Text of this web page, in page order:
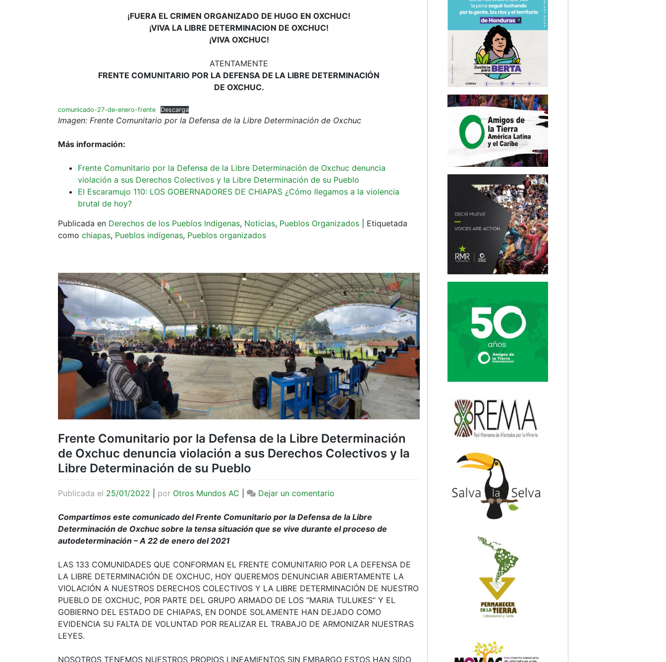
¡FUERA EL CRIMEN ORGANIZADO DE HUGO EN OXCHUC!
¡VIVA LA LIBRE DETERMINACION DE OXCHUC!
¡VIVA OXCHUC!
ATENTAMENTE
FRENTE COMUNITARIO POR LA DEFENSA DE LA LIBRE DETERMINACIÓN
DE OXCHUC.
comunicado-27-de-enero-frente Descarga
Imagen: Frente Comunitario por la Defensa de la Libre Determinación de Oxchuc
Más información:
Frente Comunitario por la Defensa de la Libre Determinación de Oxchuc denuncia
violación a sus Derechos Colectivos y la Libre Determinación de su Pueblo
El Escaramujo 110: LOS GOBERNADORES DE CHIAPAS ¿Cómo llegamos a la violencia
brutal de hoy?
Publicada en Derechos de los Pueblos Indigenas, Noticias, Pueblos Organizados
Etiquetada
como chiapas, Pueblos indígenas, Pueblos organizados
Frente Comunitario por la Defensa de la Libre Determinación
de Oxchuc denuncia violación a sus Derechos Colectivos y la
Libre Determinación de su Pueblo
Publicada el 25/01/2022 por Otros Mundos AC Dejar un comentario
Comunitario
por
de
la
Libre
Determinación
de
Oxchuc
a
Compartimos este comunicado del Frente Comunitario por la Defensa de la Libre
Determinación de Oxchuc sobre la tensa situación que se vive durante el proceso de
autodeterminación – A 22 de enero del 2021
LAS 133 COMUNIDADES QUE CONFORMAN EL FRENTE COMUNITARIO POR LA DEFENSA DE
LA LIBRE DETERMINACIÓN DE OXCHUC, HOY QUEREMOS DENUNCIAR ABIERTAMENTE LA
VIOLACIÓN A NUESTROS DERECHOS COLECTIVOS Y LA LIBRE DETERMINACIÓN DE NUESTRO
PUEBLO DE OXCHUC, POR PARTE DEL GRUPO ARMADO DE LOS “MARIA TULUKES” Y EL
GOBIERNO DEL ESTADO DE CHIAPAS, EN DONDE SOLAMENTE HAN DEJADO COMO
EVIDENCIA SU FALTA DE VOLUNTAD POR REALIZAR EL TRABAJO DE ARMONIZAR NUESTRAS
LEYES.
NOSOTROS TENEMOS NUESTROS PROPIOS LINEAMIENTOS SIN EMBARGO ESTOS HAN SIDO